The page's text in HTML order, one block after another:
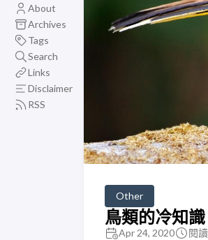
About
Archives
Tags
Search
Links
Disclaimer
RSS
Other
鳥類的冷知識
Apr 24, 2020 閱